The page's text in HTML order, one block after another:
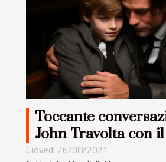
Toccante
John Travolta con
minore
Giovedì 26/08/2021